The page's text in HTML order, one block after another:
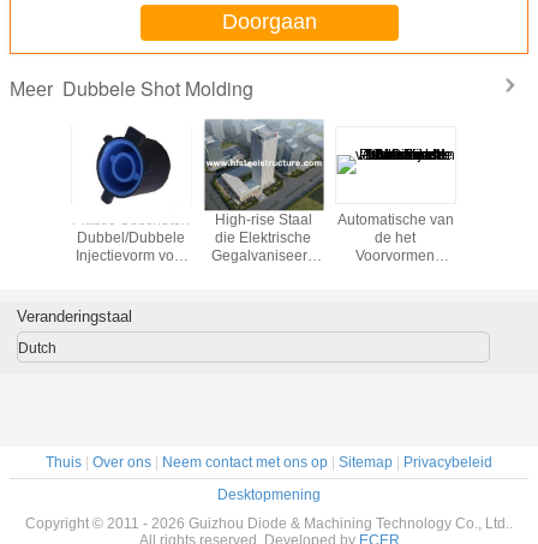
Doorgaan
Meer Dubbele Shot Molding
Dubbel/Dubbele
Injectievorm voor
High-rise Staal
die Elektrische
Gegalvaniseerd
malen
Automatische van
de het
Voorvormen
LM Gids
Veranderingstaal
Dutch
Thuis | Over ons | Neem contact met ons op | Sitemap | Privacybeleid
Desktopmening
Copyright © 2011 - 2026 Guizhou Diode & Machining Technology Co., Ltd..
All rights reserved. Developed by ECER